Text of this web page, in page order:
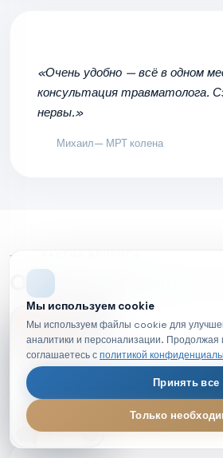
«Очень удобно — всё в одном
консультация травматолога.
нервы.»
Михаил— МРТ колена
Ответы на
Что такое МРТ простыми
Как подготовиться к МРТ?
Мы используем cookie
Мы используем файлы cookie для
аналитики и персонализации. Продолжая
соглашаетесь сполитикой
Принять все
Только